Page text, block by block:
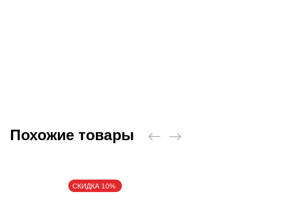
Похожие товары
СКИДКА 10%